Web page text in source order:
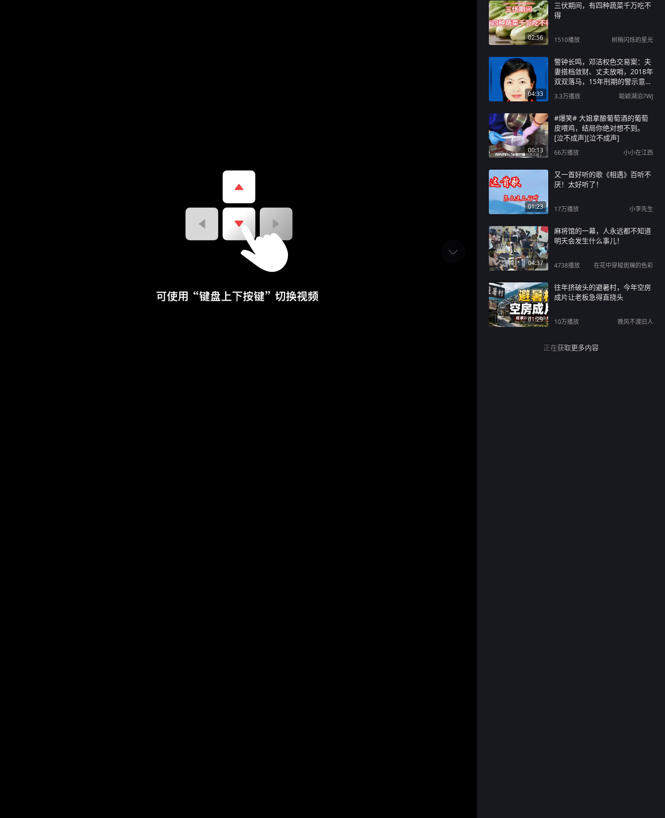
02:56
三伏期间，有四种蔬菜千万吃不
得
1510播放 树梢闪烁的星光
04:33
警钟长鸣，邓洁权色交易案：夫
妻搭档敛财、丈夫放哨，2018年
双双落马，15年刑期的警示意义
#警钟长鸣#以案为鉴#反腐警示
#真实案件#法治警示#反腐倡廉
交易案：夫妻搭档敛财、丈夫放
哨，2018年双双落马，15年刑
期的警示意义#警钟长鸣#以案为
鉴#反腐警示#真实案件#法治警
育#以案教育
3.3万播放 聪颖湖泊7WJ
00:13
#爆笑# 大姐拿酿葡萄酒的葡萄
皮喂鸡，结局你绝对想不到。
[泣不成声][泣不成声]
66万播放 小小在江西
01:23
又一首好听的歌《相遇》百听不
厌！太好听了！
17万播放 小李先生
04:37
麻将馆的一幕，人永远都不知道
明天会发生什么事儿！
4738播放 在花中穿梭斑斓的色彩
01:29
往年挤破头的避暑村，今年空房
成片让老板急得直挠头
10万播放 晚风不渡旧人
正在获取更多内容